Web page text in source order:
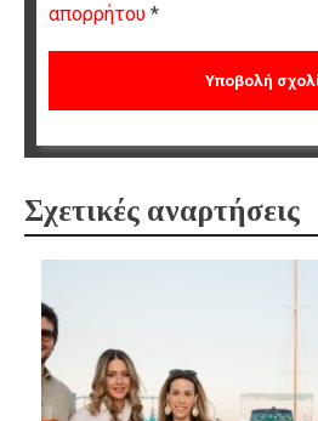
απορρήτου *
Σχετικές αναρτήσεις